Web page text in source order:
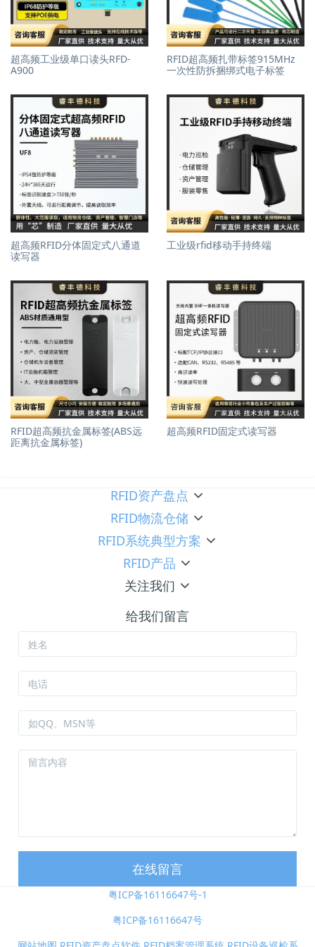
超高频工业级单口读头RFD-
A900
RFID超高频扎带标签915MHz
一次性防拆捆绑式电子标签
超高频RFID分体固定式八通道
读写器
工业级rfid移动手持终端
RFID超高频抗金属标签(ABS远
距离抗金属标签)
超高频RFID固定式读写器
RFID资产盘点
RFID物流仓储
RFID系统典型方案
RFID产品
关注我们
给我们留言
在线留言
粤ICP备16116647号-1
粤ICP备16116647号